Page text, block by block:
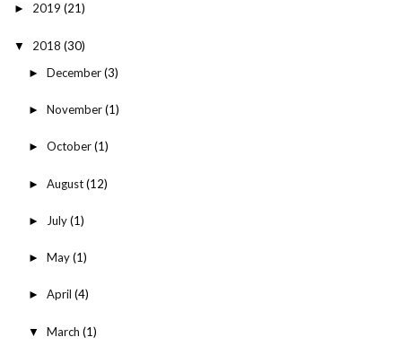
► 2019 (21)
▼ 2018 (30)
► December(3)
► November(1)
► October(1)
► August(12)
► July(1)
► May(1)
► April (4)
▼ March (1)